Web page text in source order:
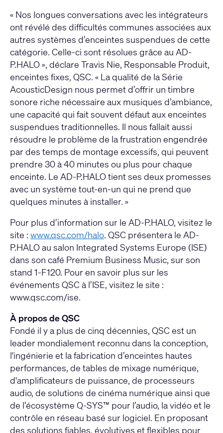
« Nos longues conversations avec les intégrateurs
ont révélé des difficultés communes associées aux
autres systèmes d’enceintes suspendues de cette
catégorie. Celle-ci sont résolues grâce au AD-
P.HALO », déclare Travis Nie, Responsable Produit,
enceintes fixes, QSC. « La qualité de la Série
AcousticDesign nous permet d’offrir un timbre
sonore riche nécessaire aux musiques d’ambiance,
une capacité qui fait souvent défaut aux enceintes
suspendues traditionnelles. Il nous fallait aussi
résoudre le problème de la frustration engendrée
par des temps de montage excessifs, qui peuvent
prendre 30 à 40 minutes ou plus pour chaque
enceinte. Le AD-P.HALO tient ses deux promesses
avec un système tout-en-un qui ne prend que
quelques minutes à installer. »
Pour plus d’information sur le AD-P.HALO, visitez le
site : www.qsc.com/halo. QSC présentera le AD-
P.HALO au salon Integrated Systems Europe (ISE)
dans son café Premium Business Music, sur son
stand 1-F120. Pour en savoir plus sur les
événements QSC à l’ISE, visitez le site :
www.qsc.com/ise.
À propos de QSC
Fondé il y a plus de cinq décennies, QSC est un
leader mondialement reconnu dans la conception,
l'ingénierie et la fabrication d’enceintes hautes
performances, de tables de mixage numérique,
d'amplificateurs de puissance, de processeurs
audio, de solutions de cinéma numérique ainsi que
de l’écosystème Q-SYS™ pour l’audio, la vidéo et le
contrôle en réseau basé sur logiciel. En proposant
des solutions fiables, évolutives et flexibles pour